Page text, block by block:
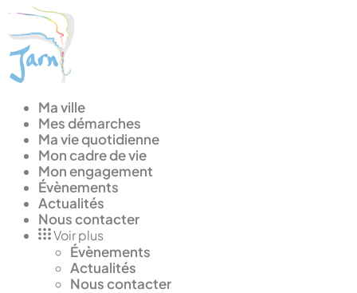
Panneau de gestion des cookies
Ma ville
Mes démarches
Ma vie quotidienne
Mon cadre de vie
Mon engagement
Évènements
Actualités
Nous contacter
Voir plus
Évènements
Actualités
Nous contacter